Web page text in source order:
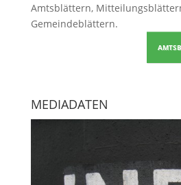
Amtsblättern,
Gemeindeblättern.
MEDIADATEN